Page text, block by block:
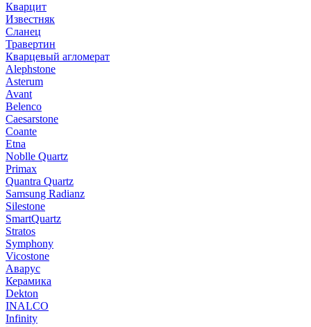
Кварцит
Известняк
Сланец
Травертин
Кварцевый агломерат
Alephstone
Asterum
Avant
Belenco
Caesarstone
Coante
Etna
Noblle Quartz
Primax
Quantra Quartz
Samsung Radianz
Silestone
SmartQuartz
Stratos
Symphony
Vicostone
Аварус
Керамика
Dekton
INALCO
Infinity